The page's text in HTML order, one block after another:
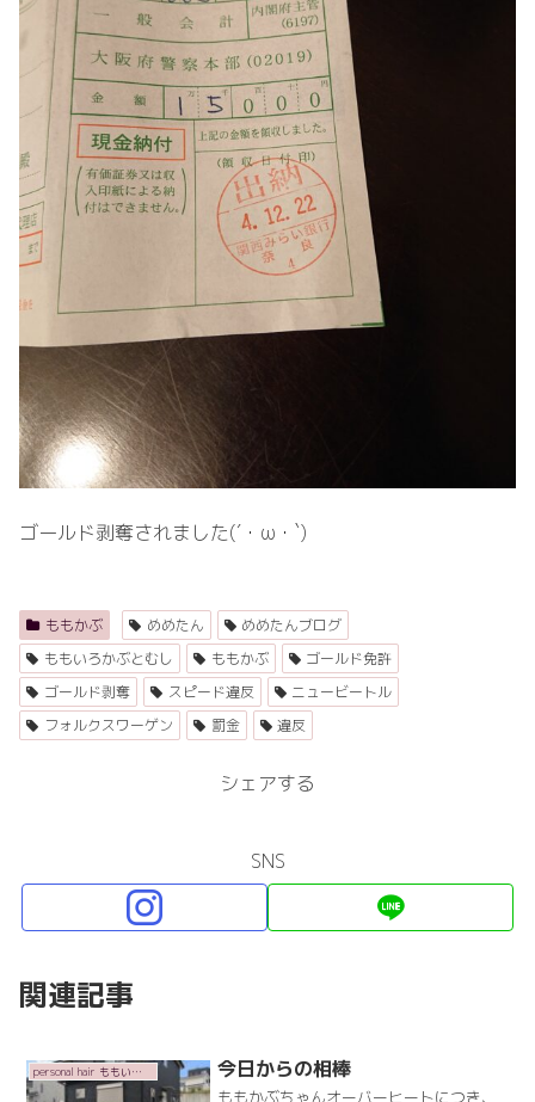
ゴールド剥奪されました(´・ω・`)
ももかぶ めめたん
めめたんブログ
ももいろかぶとむし
ももかぶ
ゴールド免許
ゴールド剥奪
スピード違反
ニュービートル
フォルクスワーゲン
罰金 違反
シェアする
SNS
関連記事
personal hair ももいろかぶとむし 今日からの相棒
ももかぶちゃんオーバーヒートにつき、